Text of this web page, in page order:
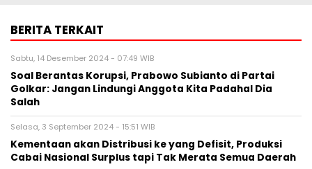
BERITA TERKAIT
Sabtu, 14 Desember 2024 - 07:49 WIB
Soal Berantas Korupsi, Prabowo Subianto di Partai
Golkar: Jangan Lindungi Anggota Kita Padahal Dia
Salah
Selasa, 3 September 2024 - 15:51 WIB
Kementaan akan Distribusi ke yang Defisit, Produksi
Cabai Nasional Surplus tapi Tak Merata Semua Daerah